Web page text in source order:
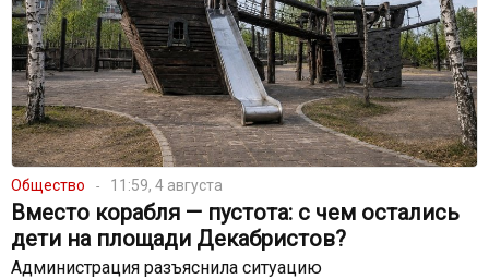
Общество 11:59, 4 августа
Вместо корабля — пустота: с чем остались
дети на площади Декабристов?
Администрация разъяснила ситуацию